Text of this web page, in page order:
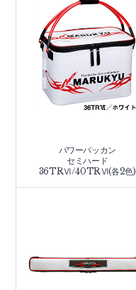
パワーバッカン
セミハード
36TRⅥ/40TRⅥ(各2色)